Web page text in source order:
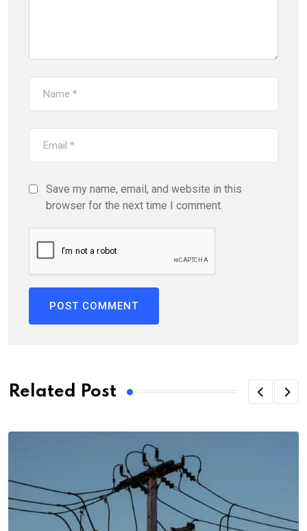
Save my name, email, and website in this
browser for the next time I comment.
Related Post